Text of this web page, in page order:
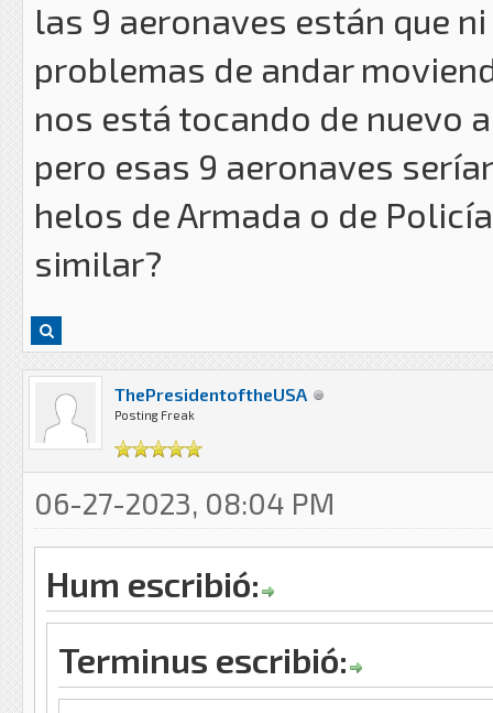
las 9 aeronaves están que
problemas de andar
nos está tocando de nuevo
pero esas 9 aeronaves
helos de Armada o de
similar?
ThePresidentoftheUSA
Posting Freak
06-27-2023, 08:04 PM
Hum escribió:
Terminus escribió: